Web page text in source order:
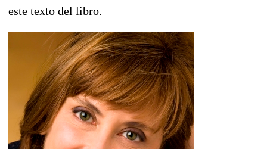
este texto del libro.